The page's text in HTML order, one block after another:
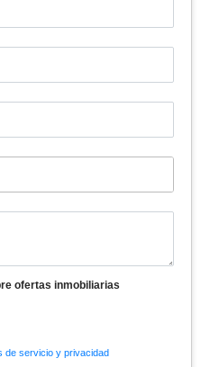
ofertas inmobiliarias
de servicio y privacidad